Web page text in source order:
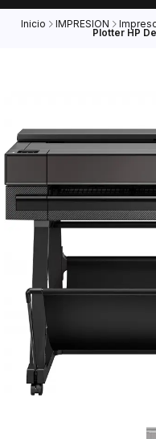
Inicio IMPRESION
Plotter HP